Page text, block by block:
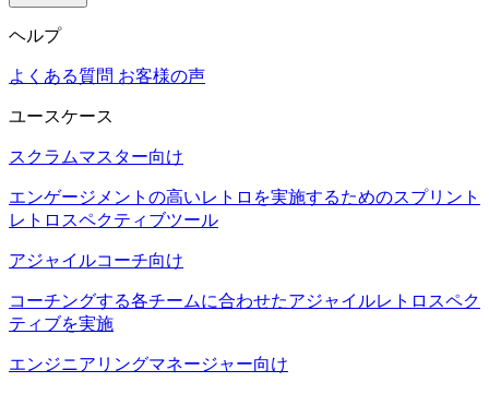
ヘルプ
よくある質問 お客様の声
ユースケース
スクラムマスター向け
エンゲージメントの高いレトロを実施するためのスプリント
レトロスペクティブツール
アジャイルコーチ向け
コーチングする各チームに合わせたアジャイルレトロスペク
ティブを実施
エンジニアリングマネージャー向け